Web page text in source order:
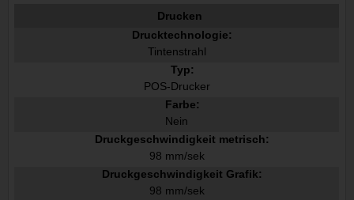
Drucken
Drucktechnologie:
Tintenstrahl
Typ:
POS-Drucker
Farbe:
Nein
Druckgeschwindigkeit metrisch:
98 mm/sek
Druckgeschwindigkeit Grafik:
98 mm/sek